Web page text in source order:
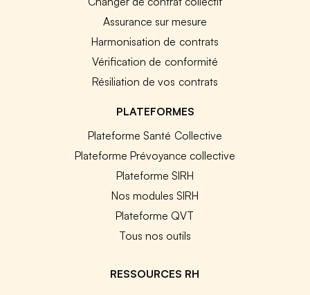
Assurance sur mesure
Harmonisation de contrats
Vérification de conformité
Résiliation de vos contrats
PLATEFORMES
Plateforme Santé Collective
Plateforme Prévoyance collective
Plateforme SIRH
Nos modules SIRH
Plateforme QVT
Tous nos outils
RESSOURCES RH